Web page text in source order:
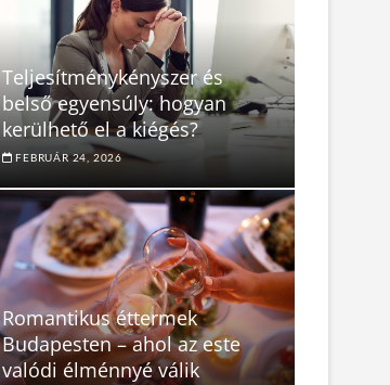
Teljesítménykényszer és
belső egyensúly: hogyan
kerülhető el a kiégés?
FEBRUÁR 24, 2026
Romantikus éttermek
Budapesten – ahol az este
valódi élménnyé válik